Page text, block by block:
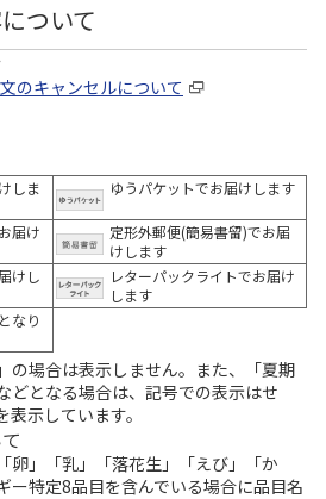
ついて
のキャンセルについて
しま
ゆうパケットでお届けします
届け
定形外郵便(簡易書留)でお届
けします
けし
レターパックライトでお届け
します
なり
の場合は表示しません。また、「夏期
どとなる場合は、記号での表示はせ
示しています。
卵」「乳」「落花生」「えび」「か
ー特定8品目を含んでいる場合に品目名